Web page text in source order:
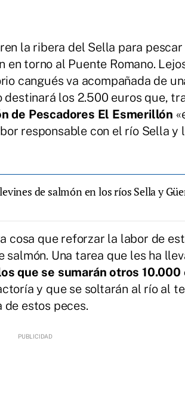
la ribera del Sella para
torno al Puente Romano.
cangués va acompañada de
los 2.500 euros que,
de Pescadores El Esmerillón
responsable con el río Sella y
de salmón en los ríos Sella y
cosa que reforzar la labor de
Una tarea que les ha
que se sumarán otros
y que se soltarán al río al
estos peces.